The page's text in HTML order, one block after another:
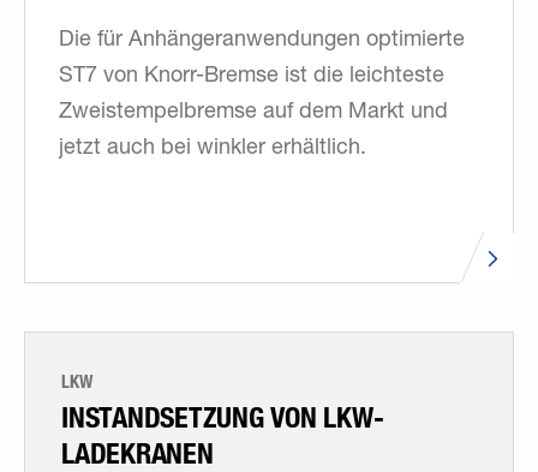
Die für Anhängeranwendungen optimierte
ST7 von Knorr-Bremse ist die leichteste
Zweistempelbremse auf dem Markt und
jetzt auch bei winkler erhältlich.
LKW
INSTANDSETZUNG VON LKW-
LADEKRANEN